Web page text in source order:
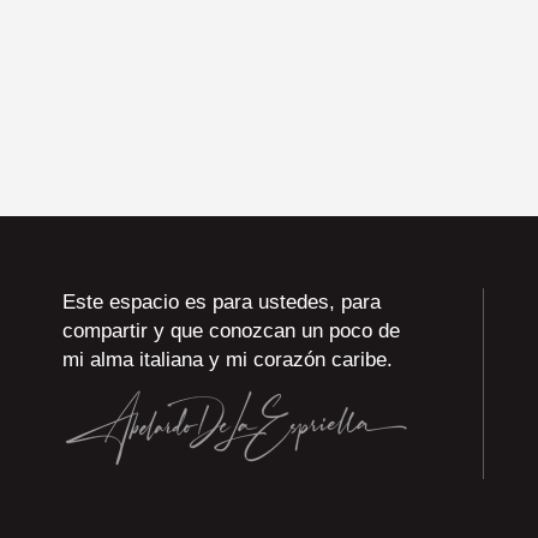
Este espacio es para ustedes, para
compartir y que conozcan un poco de
mi alma italiana y mi corazón caribe.